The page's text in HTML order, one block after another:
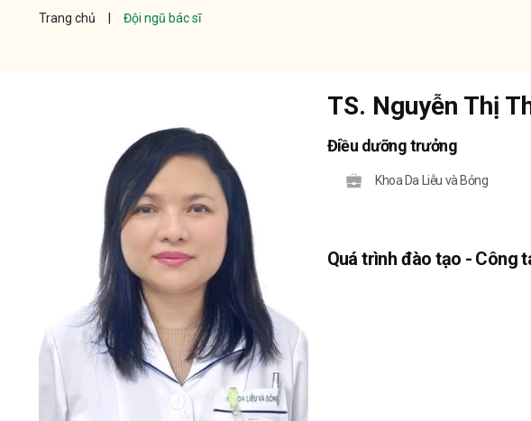
Trang chủ Đội ngũ bác sĩ
TS. Nguyễn Thị
Điều dưỡng trưởng
Khoa Da Liễu và Bỏng
Quá trình đào tạo - Công